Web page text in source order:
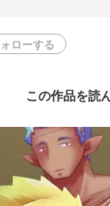
ローする
この作品を読